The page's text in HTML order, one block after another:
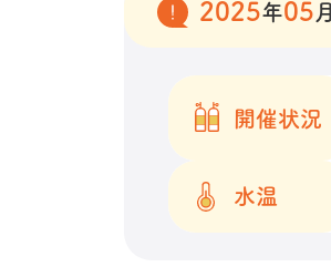
2025年05 月
開催状況
水温